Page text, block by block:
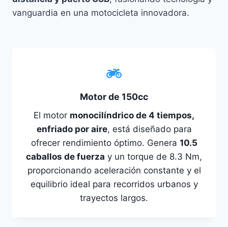
vanguardia en una motocicleta innovadora.
Motor de 150cc
El motor monocilíndrico de 4 tiempos,
enfriado por aire, está diseñado para
ofrecer rendimiento óptimo. Genera 10.5
caballos de fuerza y un torque de 8.3 Nm,
proporcionando aceleración constante y el
equilibrio ideal para recorridos urbanos y
trayectos largos.